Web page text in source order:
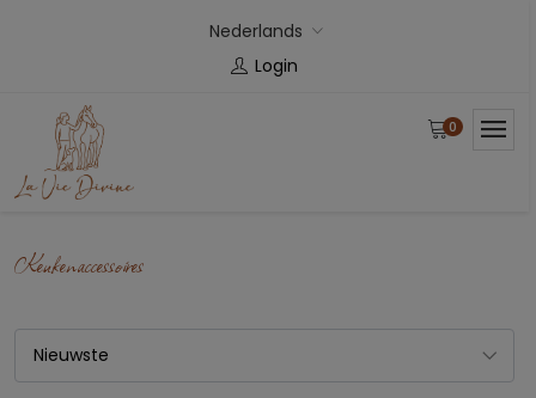
Nederlands
Login
0
Keukenaccessoires